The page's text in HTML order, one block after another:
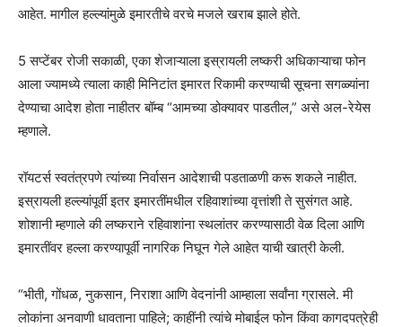
आहेत. मागील हल्ल्यांमुळे इमारतीचे वरचे मजले खराब झाले होते.
5 सप्टेंबर रोजी सकाळी, एका शेजाऱ्याला इस्रायली लष्करी अधिकाऱ्याचा फोन
आला ज्यामध्ये त्याला काही मिनिटांत इमारत रिकामी करण्याची सूचना सगळ्यांना
देण्याचा आदेश होता नाहीतर बॉम्ब “आमच्या डोक्यावर पाडतील,” असे अल-रेयेस
म्हणाले.
रॉयटर्स स्वतंत्रपणे त्यांच्या निर्वासन आदेशाची पडताळणी करू शकले नाहीत.
इस्रायली हल्ल्यांपूर्वी इतर इमारतींमधील रहिवाशांच्या वृत्तांशी ते सुसंगत आहे.
शोशानी म्हणाले की लष्कराने रहिवाशांना स्थलांतर करण्यासाठी वेळ दिला आणि
इमारतींवर हल्ला करण्यापूर्वी नागरिक निघून गेले आहेत याची खात्री केली.
“भीती, गोंधळ, नुकसान, निराशा आणि वेदनांनी आम्हाला सर्वांना ग्रासले. मी
लोकांना अनवाणी धावताना पाहिले; काहींनी त्यांचे मोबाईल फोन किंवा कागदपत्रेही